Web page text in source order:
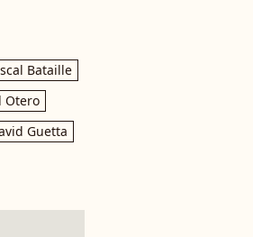
Bataille
Otero
Guetta